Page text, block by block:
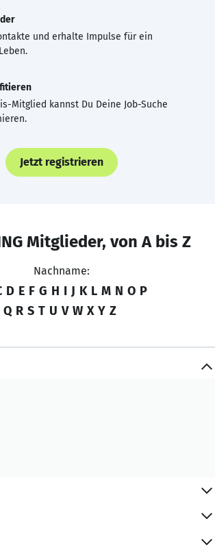
und erhalte Impulse für ein
Mitglied kannst Du Deine Job-Suche
Jetzt registrieren
Mitglieder, von A bis Z
Nachname:
D E F G H I J K L M N O P
Q R S T U V W X Y Z